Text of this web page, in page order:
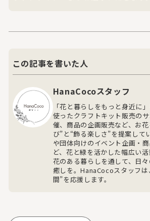
この記事を書いた人
HanaCocoスタッフ
「花と暮らしをもっと身近に
使ったクラフトキット販売の
催、商品の企画販売など、お
び”と“飾る楽しさ”を提案して
や団体向けのイベント企画・
ど、花と緑を活かした幅広い活
花のある暮らしを通して、日
癒しを。HanaCocoスタッフ
間”を応援します。